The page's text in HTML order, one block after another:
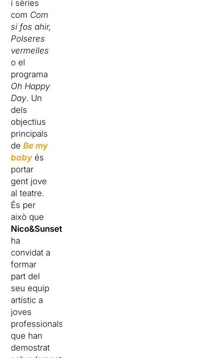
i sèries
com Com
si fos ahir,
Polseres
vermelles
o el
programa
Oh Happy
Day. Un
dels
objectius
principals
deBe my
baby és
portar
gent jove
al teatre.
És per
això que
Nico&Sunset
ha
convidat a
formar
part del
seu equip
artístic a
joves
professionals
que han
demostrat